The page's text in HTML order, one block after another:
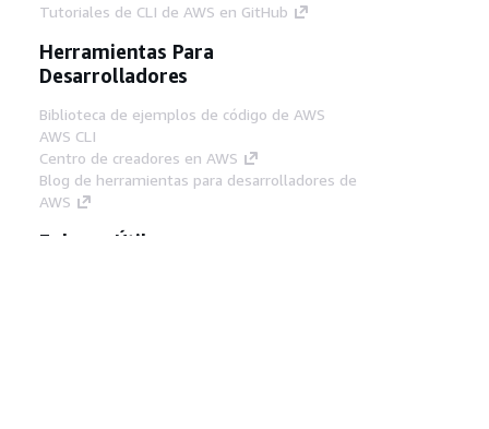
Tutoriales de CLI de AWS en GitHub
Herramientas Para
Desarrolladores
Biblioteca de ejemplos de código de AWS
AWS CLI
Centro de creadores en AWS
Blog de herramientas para desarrolladores de
AWS
Enlaces Útiles